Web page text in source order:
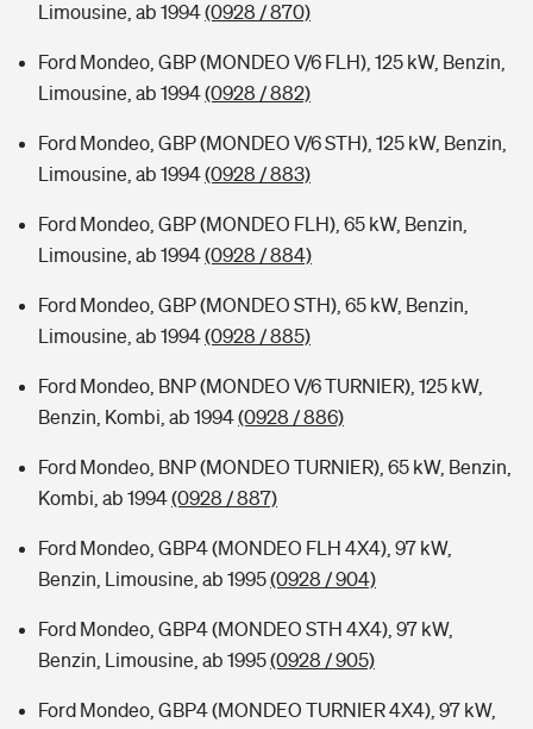
Limousine, ab 1994(0928 / 870)
Ford Mondeo, GBP (MONDEO V/6 FLH), 125 kW, Benzin,
Limousine, ab 1994(0928 / 882)
Ford Mondeo, GBP (MONDEO V/6 STH), 125 kW, Benzin,
Limousine, ab 1994(0928 / 883)
Ford Mondeo, GBP (MONDEO FLH), 65 kW, Benzin,
Limousine, ab 1994(0928 / 884)
Ford Mondeo, GBP (MONDEO STH), 65 kW, Benzin,
Limousine, ab 1994(0928 / 885)
Ford Mondeo, BNP (MONDEO V/6 TURNIER), 125 kW,
Benzin, Kombi, ab 1994(0928 / 886)
Ford Mondeo, BNP (MONDEO TURNIER), 65 kW, Benzin,
Kombi, ab 1994(0928 / 887)
Ford Mondeo, GBP4 (MONDEO FLH 4X4), 97 kW,
Benzin, Limousine, ab 1995(0928 / 904)
Ford Mondeo, GBP4 (MONDEO STH 4X4), 97 kW,
Benzin, Limousine, ab 1995(0928 / 905)
Ford Mondeo, GBP4 (MONDEO TURNIER 4X4), 97 kW,